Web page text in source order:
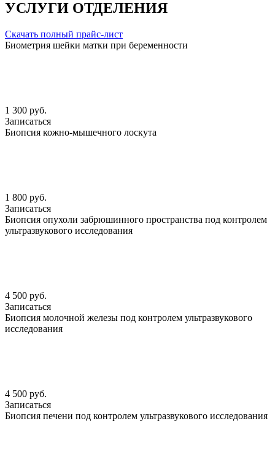
УСЛУГИ ОТДЕЛЕНИЯ
Скачать полный прайс-лист
Биометрия шейки матки при беременности
1 300 руб.
Записаться
Биопсия кожно-мышечного лоскута
1 800 руб.
Записаться
Биопсия опухоли забрюшинного пространства под контролем
ультразвукового исследования
4 500 руб.
Записаться
Биопсия молочной железы под контролем ультразвукового
исследования
4 500 руб.
Записаться
Биопсия печени под контролем ультразвукового исследования